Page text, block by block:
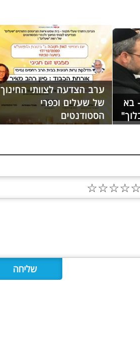
בא
ערב הצדעה לצוותי החינוך
של שעלים וכפרי
הסטודנטים
☆
☆
☆
☆
☆